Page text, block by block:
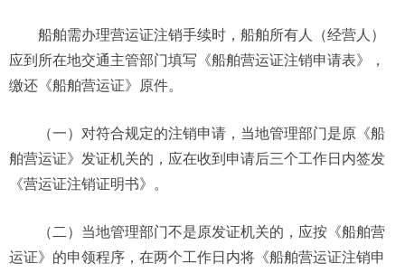
船舶需办理营运证注销手续时，船舶所有人（经营人）
应到所在地交通主管部门填写《船舶营运证注销申请表》，
缴还《船舶营运证》原件。
（一）对符合规定的注销申请，当地管理部门是原《船
舶营运证》发证机关的，应在收到申请后三个工作日内签发
《营运证注销证明书》。
（二）当地管理部门不是原发证机关的，应按《船舶营
运证》的申领程序，在两个工作日内将《船舶营运证注销申